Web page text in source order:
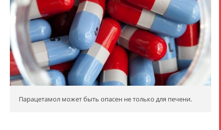
Парацетамол может быть опасен не только для печени.